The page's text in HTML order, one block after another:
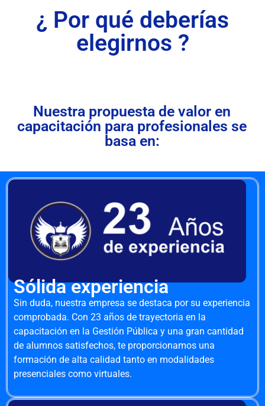
¿ Por qué deberías
elegirnos ?
Nuestra propuesta de valor en
capacitación para profesionales se
basa en:
Sólida experiencia
Sin duda, nuestra empresa se destaca por su experiencia
comprobada. Con 23 años de trayectoria en la
capacitación en la Gestión Pública y una gran cantidad
de alumnos satisfechos, te proporcionamos una
formación de alta calidad tanto en modalidades
presenciales como virtuales.